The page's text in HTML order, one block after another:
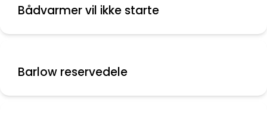
Bådvarmer vil ikke starte
Barlow reservedele